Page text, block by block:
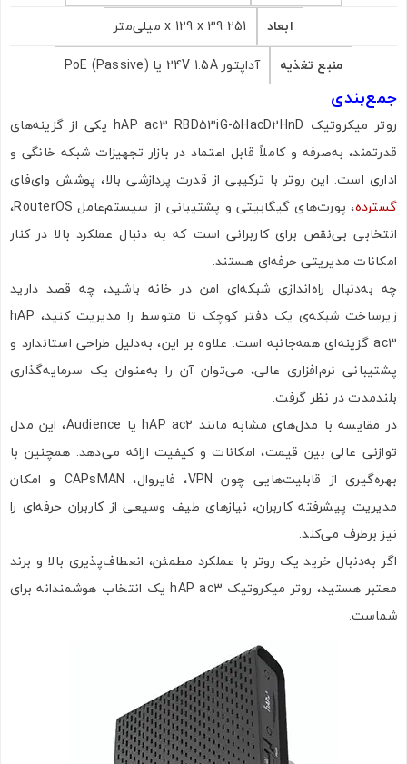
ابعاد
251 x 129 x 39 میلی‌متر
منبع تغذیه
آداپتور 24V 1.5A یا PoE (Passive)
جمع‌بندی
روتر میکروتیک hAP ac3 RBD53iG-5HacD2HnD یکی از گزینه‌های
قدرتمند، به‌صرفه و کاملاً قابل اعتماد در بازار تجهیزات شبکه خانگی و
اداری است. این روتر با ترکیبی از قدرت پردازشی بالا، پوشش وای‌فای
گسترده
، پورت‌های گیگابیتی و پشتیبانی از سیستم‌عامل RouterOS،
انتخابی بی‌نقص برای کاربرانی است که به دنبال عملکرد بالا در کنار
امکانات مدیریتی حرفه‌ای هستند.
چه به‌دنبال راه‌اندازی شبکه‌ای امن در خانه باشید، چه قصد دارید
زیرساخت شبکه‌ی یک دفتر کوچک تا متوسط را مدیریت کنید، hAP
ac3 گزینه‌ای همه‌جانبه است. علاوه بر این، به‌دلیل طراحی استاندارد و
پشتیبانی نرم‌افزاری عالی، می‌توان آن را به‌عنوان یک سرمایه‌گذاری
بلندمدت در نظر گرفت.
در مقایسه با مدل‌های مشابه مانند hAP ac2 یا Audience، این مدل
توازنی عالی بین قیمت، امکانات و کیفیت ارائه می‌دهد. همچنین با
بهره‌گیری از قابلیت‌هایی چون VPN، فایروال، CAPsMAN و امکان
مدیریت پیشرفته کاربران، نیازهای طیف وسیعی از کاربران حرفه‌ای را
نیز برطرف می‌کند.
اگر به‌دنبال خرید یک روتر با عملکرد مطمئن، انعطاف‌پذیری بالا و برند
معتبر هستید، روتر میکروتیک hAP ac3 یک انتخاب هوشمندانه برای
شماست.